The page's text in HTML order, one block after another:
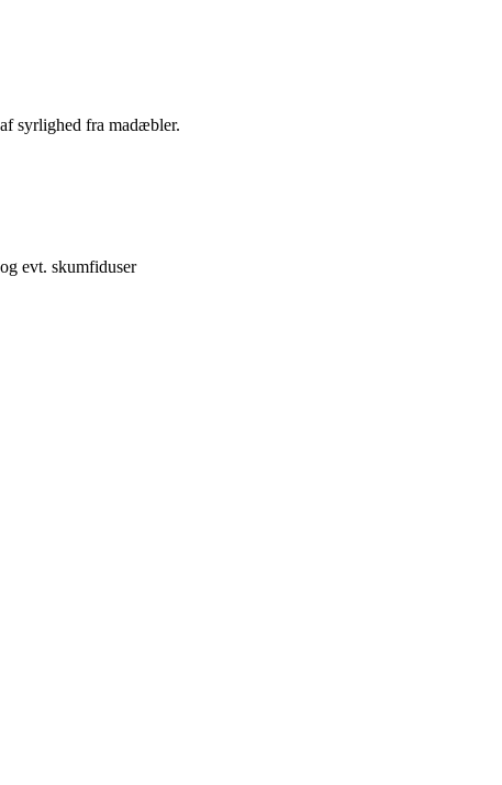
syrlighed fra madæbler.
evt. skumfiduser